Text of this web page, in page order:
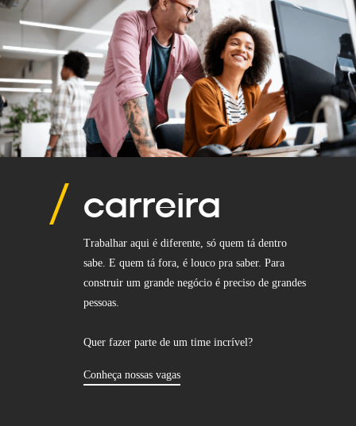
carreira
Trabalhar aqui é diferente, só quem tá dentro
sabe. E quem tá fora, é louco pra saber. Para
construir um grande negócio é preciso de grandes
pessoas.
Quer fazer parte de um time incrível?
Conheça nossas vagas